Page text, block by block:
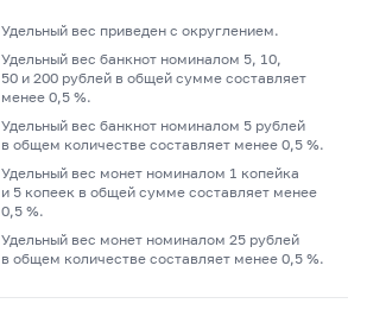
Удельный вес приведен с округлением.
Удельный вес банкнот номиналом 5, 10,
50 и 200 рублей в общей сумме составляет
менее 0,5 %.
Удельный вес банкнот номиналом 5 рублей
в общем количестве составляет менее 0,5 %.
Удельный вес монет номиналом 1 копейка
и 5 копеек в общей сумме составляет менее
0,5 %.
Удельный вес монет номиналом 25 рублей
в общем количестве составляет менее 0,5 %.